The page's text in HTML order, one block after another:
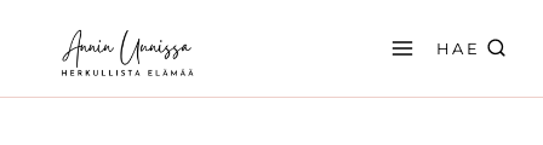
sisältöön
HAE